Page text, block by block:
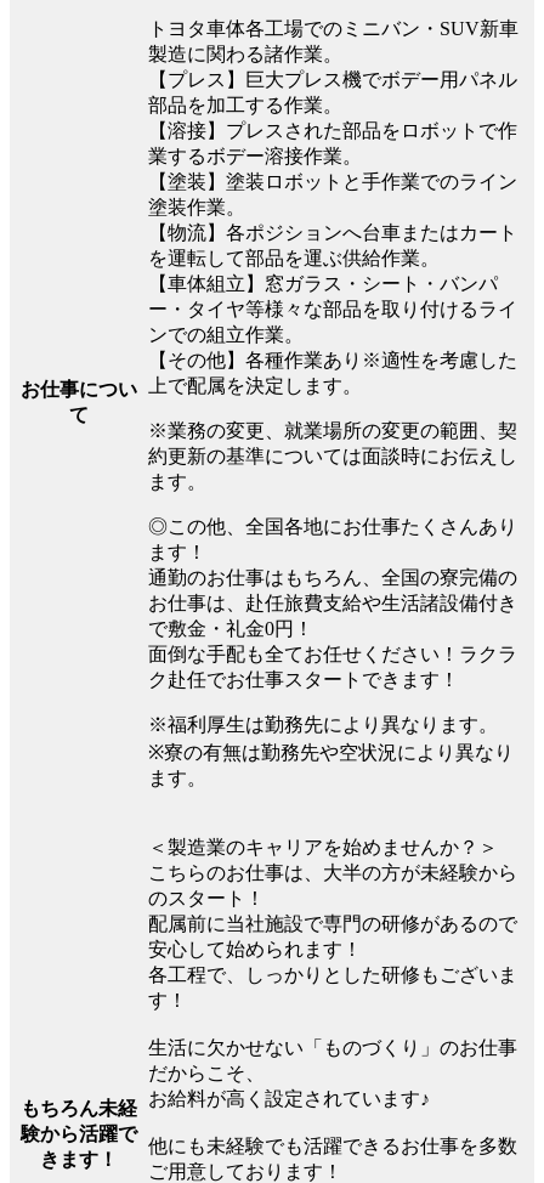
お仕事につい
て
トヨタ車体各工場でのミニバン・SUV新車
製造に関わる諸作業。
【プレス】巨大プレス機でボデー用パネル
部品を加工する作業。
【溶接】プレスされた部品をロボットで作
業するボデー溶接作業。
【塗装】塗装ロボットと手作業でのライン
塗装作業。
【物流】各ポジションへ台車またはカート
を運転して部品を運ぶ供給作業。
【車体組立】窓ガラス・シート・バンパ
ー・タイヤ等様々な部品を取り付けるライ
ンでの組立作業。
【その他】各種作業あり※適性を考慮した
上で配属を決定します。
※業務の変更、就業場所の変更の範囲、契
約更新の基準については面談時にお伝えし
ます。
◎この他、全国各地にお仕事たくさんあり
ます！
通勤のお仕事はもちろん、全国の寮完備の
お仕事は、赴任旅費支給や生活諸設備付き
で敷金・礼金0円！
面倒な手配も全てお任せください！ラクラ
ク赴任でお仕事スタートできます！
※福利厚生は勤務先により異なります。
※寮の有無は勤務先や空状況により異なり
ます。
もちろん未経
験から活躍で
きます！
＜製造業のキャリアを始めませんか？＞
こちらのお仕事は、大半の方が未経験から
のスタート！
配属前に当社施設で専門の研修があるので
安心して始められます！
各工程で、しっかりとした研修もございま
す！
生活に欠かせない「ものづくり」のお仕事
だからこそ、
お給料が高く設定されています♪
他にも未経験でも活躍できるお仕事を多数
ご用意しております！